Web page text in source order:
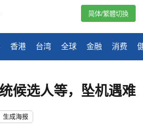
香港 台湾 全球 金融 消费
简体/繁體切換
候选人等，坠机遇难
生成海报